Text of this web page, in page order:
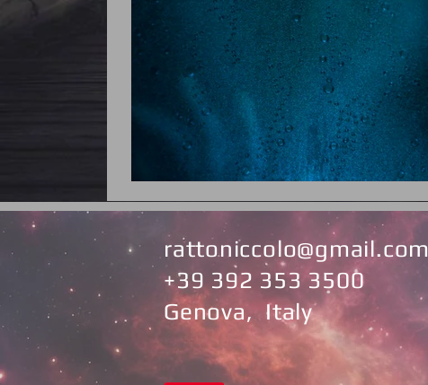
rattoniccolo@gmail.com
+39 392 353 3500
Genova, Italy